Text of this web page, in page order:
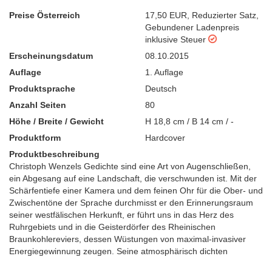
Preise Österreich 17,50 EUR, Reduzierter Satz,
Gebundener Ladenpreis
inklusive Steuer
Erscheinungsdatum
08.10.2015
Auflage
1. Auflage
Produktsprache
Deutsch
Anzahl Seiten
80
Höhe / Breite / Gewicht
H 18,8 cm / B 14 cm / -
Produktform
Hardcover
Produktbeschreibung
Christoph Wenzels Gedichte sind eine Art von Augenschließen,
ein Abgesang auf eine Landschaft, die verschwunden ist. Mit der
Schärfentiefe einer Kamera und dem feinen Ohr für die Ober- und
Zwischentöne der Sprache durchmisst er den Erinnerungsraum
seiner westfälischen Herkunft, er führt uns in das Herz des
Ruhrgebiets und in die Geisterdörfer des Rheinischen
Braunkohlereviers, dessen Wüstungen von maximal-invasiver
Energiegewinnung zeugen. Seine atmosphärisch dichten